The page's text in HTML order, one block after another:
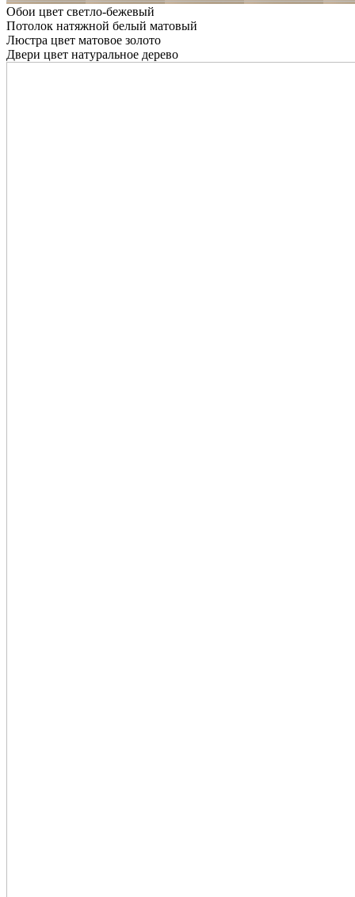
Обои цвет светло-бежевый
Потолок натяжной белый матовый
Люстра цвет матовое золото
Двери цвет натуральное дерево